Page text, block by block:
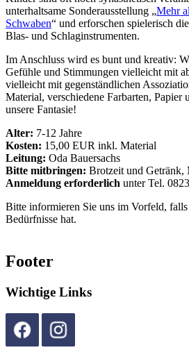
unterhaltsame Sonderausstellung „Mehr
Schwaben“ und erforschen spielerisch
Blas- und Schlaginstrumenten.
Im Anschluss wird es bunt und kreativ:
Gefühle und Stimmungen vielleicht mit
vielleicht mit gegenständlichen
Material, verschiedene Farbarten,
unsere Fantasie!
Alter: 7-12 Jahre
Kosten: 15,00 EUR inkl. Material
Leitung: Oda Bauersachs
Bitte mitbringen: Brotzeit und Getränk,
Anmeldung erforderlich unter Tel.
Bitte informieren Sie uns im Vorfeld,
Bedürfnisse hat.
Footer
Wichtige Links